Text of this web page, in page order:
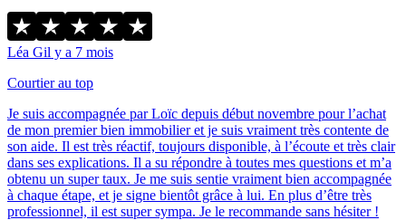
Léa Gil y a 7 mois
Courtier au top
Je suis accompagnée par Loïc depuis début novembre pour l’achat
de mon premier bien immobilier et je suis vraiment très contente de
son aide. Il est très réactif, toujours disponible, à l’écoute et très clair
dans ses explications. Il a su répondre à toutes mes questions et m’a
obtenu un super taux. Je me suis sentie vraiment bien accompagnée
à chaque étape, et je signe bientôt grâce à lui. En plus d’être très
professionnel, il est super sympa. Je le recommande sans hésiter !